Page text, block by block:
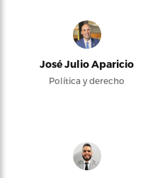
José Julio Aparicio
Política y derecho